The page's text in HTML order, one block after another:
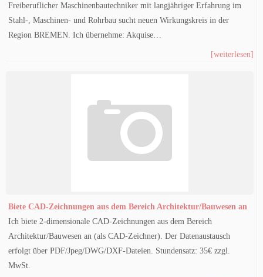
Freiberuflicher Maschinenbautechniker mit langjähriger Erfahrung im
Stahl-, Maschinen- und Rohrbau sucht neuen Wirkungskreis in der
Region BREMEN. Ich übernehme: Akquise…
[weiterlesen]
Biete CAD-Zeichnungen aus dem Bereich Architektur/Bauwesen an
Ich biete 2-dimensionale CAD-Zeichnungen aus dem Bereich
Architektur/Bauwesen an (als CAD-Zeichner). Der Datenaustausch
erfolgt über PDF/Jpeg/DWG/DXF-Dateien. Stundensatz: 35€ zzgl.
MwSt.